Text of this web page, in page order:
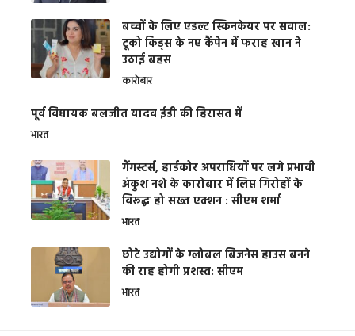
बच्चों के लिए एडल्ट स्किनकेयर पर सवाल:
टूको किड्स के नए कैंपेन में फराह खान ने
उठाई बहस
कारोबार
पूर्व विधायक बलजीत यादव ईडी की हिरासत में
भारत
गैंगस्टर्स, हार्डकोर अपराधियों पर लगे प्रभावी
अंकुश नशे के कारोबार में लिप्त गिरोहों के
विरूद्ध हो सख्त एक्शन : सीएम शर्मा
भारत
छोटे उद्योगों के ग्लोबल बिजनेस हाउस बनने
की राह होगी प्रशस्त: सीएम
भारत